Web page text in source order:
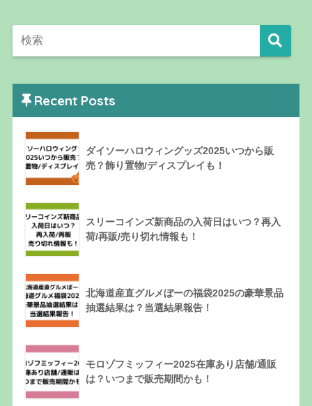
Recent Posts
ダイソーハロウィングッズ2025いつから販
売？飾り置物/ディスプレイも！
スリーコインズ新商品の入荷日はいつ？再入
荷/再販/売り切れ情報も！
北海道産直グルメぼーの福袋2025の豪華景品
抽選結果は？当選結果報告！
モロゾフミッフィー2025在庫あり店舗/通販
は？いつまで販売期間かも！